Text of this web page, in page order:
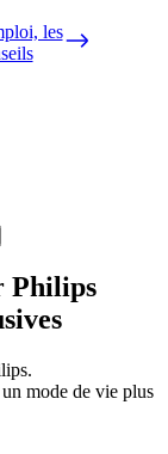
les
Philips
mode de vie plus